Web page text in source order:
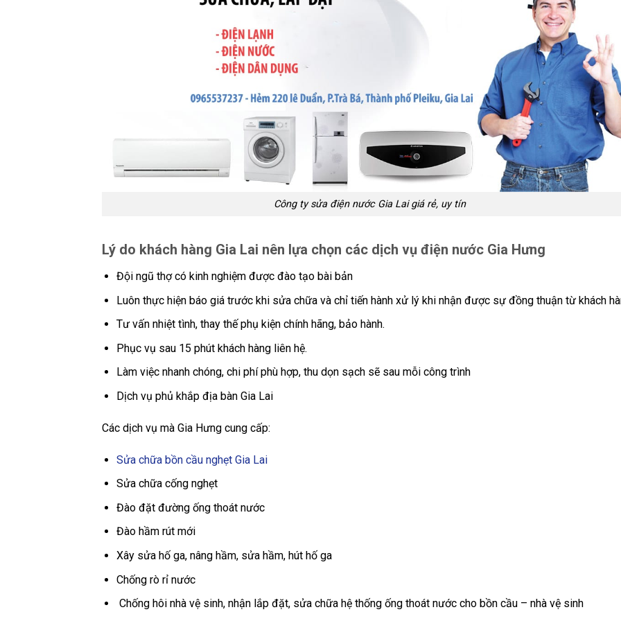
Công ty sửa điện nước Gia Lai giá rẻ, uy tín
Lý do khách hàng Gia Lai nên lựa chọn các dịch vụ điện nước Gia Hưng
Đội ngũ thợ có kinh nghiệm được đào tạo bài bản
Luôn thực hiện báo giá trước khi sửa chữa và chỉ tiến hành xử lý khi nhận được sự đồng thuận từ khách
Tư vấn nhiệt tình, thay thế phụ kiện chính hãng, bảo hành.
Phục vụ sau 15 phút khách hàng liên hệ.
Làm việc nhanh chóng, chi phí phù hợp, thu dọn sạch sẽ sau mỗi công trình
Dịch vụ phủ khắp địa bàn Gia Lai
Các dịch vụ mà Gia Hưng cung cấp:
Sửa chữa bồn cầu nghẹt Gia Lai
Sửa chữa cống nghẹt
Đào đặt đường ống thoát nước
Đào hầm rút mới
Xây sửa hố ga, nâng hầm, sửa hầm, hút hố ga
Chống rò rỉ nước
Chống hôi nhà vệ sinh, nhận lắp đặt, sửa chữa hệ thống ống thoát nước cho bồn cầu – nhà vệ sinh